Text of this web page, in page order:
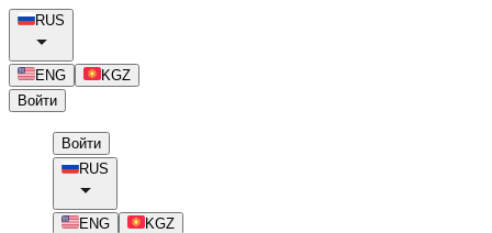
RUS
ENG
KGZ
Войти
Войти
RUS
ENG KGZ